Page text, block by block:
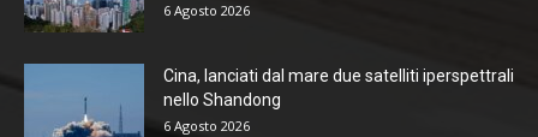
6 Agosto 2026
Cina, lanciati dal mare due satelliti iperspettrali
nello Shandong
6 Agosto 2026